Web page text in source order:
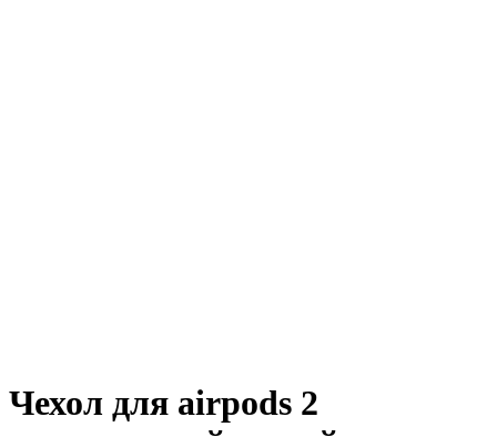
Чехол для airpods 2